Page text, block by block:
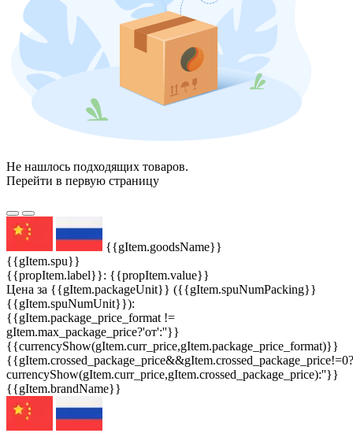
Не нашлось подходящих товаров.
Перейти в первую страницу
{{gItem.goodsName}}
{{gItem.spu}}
{{propItem.label}}: {{propItem.value}}
Цена за {{gItem.packageUnit}} ({{gItem.spuNumPacking}}
{{gItem.spuNumUnit}}):
{{gItem.package_price_format !=
gItem.max_package_price?'от':''}}
{{currencyShow(gItem.curr_price,gItem.package_price_format)}}
{{gItem.crossed_package_price&&gItem.crossed_package_price!=0?
currencyShow(gItem.curr_price,gItem.crossed_package_price):''}}
{{gItem.brandName}}